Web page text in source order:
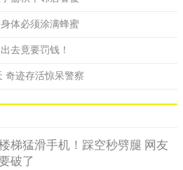
远多过于上课，因此总会看到松鼠
手八脚想抢到美味的葡萄干。园方
，偶尔还是会跳到保育员身上伸手
的让保育员检查外观或个别喂食。
体必须涂满蜂蜜
去竟要罚钱！
奇迹存活惊呆警察
梯猛滑手机！踩空秒劈腿 网友
破了